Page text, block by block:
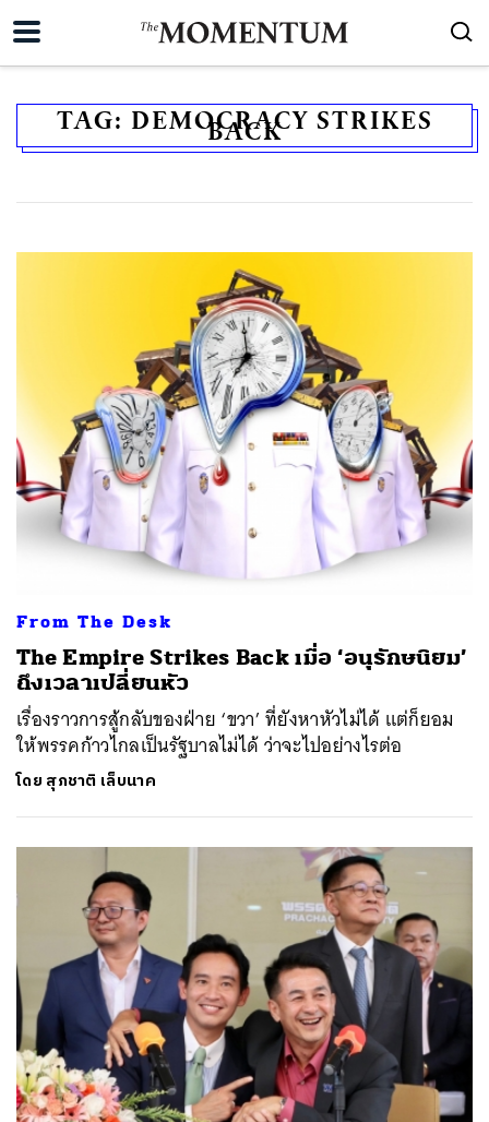
TAG: DEMOCRACY STRIKES
BACK
From The Desk
The Empire Strikes Back เมื่อ ‘อนุรักษนิยม’
ถึงเวลาเปลี่ยนหัว
เรื่องราวการสู้กลับของฝ่าย ‘ขวา’ ที่ยังหาหัวไม่ได้ แต่ก็ยอม
ให้พรรคก้าวไกลเป็นรัฐบาลไม่ได้ ว่าจะไปอย่างไรต่อ
โดย สุภชาติ เล็บนาค